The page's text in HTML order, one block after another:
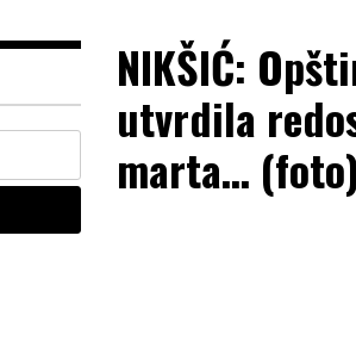
NIKŠIĆ:
utvrdila
marta… (foto)